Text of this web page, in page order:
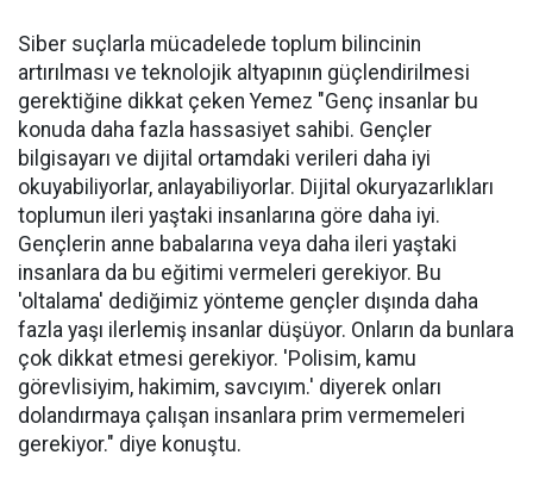
Siber suçlarla mücadelede toplum bilincinin
artırılması ve teknolojik altyapının güçlendirilmesi
gerektiğine dikkat çeken Yemez "Genç insanlar bu
konuda daha fazla hassasiyet sahibi. Gençler
bilgisayarı ve dijital ortamdaki verileri daha iyi
okuyabiliyorlar, anlayabiliyorlar. Dijital okuryazarlıkları
toplumun ileri yaştaki insanlarına göre daha iyi.
Gençlerin anne babalarına veya daha ileri yaştaki
insanlara da bu eğitimi vermeleri gerekiyor. Bu
'oltalama' dediğimiz yönteme gençler dışında daha
fazla yaşı ilerlemiş insanlar düşüyor. Onların da bunlara
çok dikkat etmesi gerekiyor. 'Polisim, kamu
görevlisiyim, hakimim, savcıyım.' diyerek onları
dolandırmaya çalışan insanlara prim vermemeleri
gerekiyor." diye konuştu.